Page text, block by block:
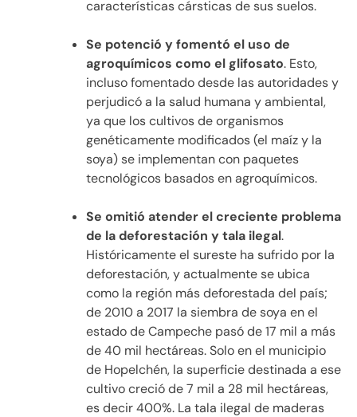
características cársticas de sus suelos.
Se potenció y fomentó el uso de
agroquímicos como el glifosato. Esto,
incluso fomentado desde las autoridades y
perjudicó a la salud humana y ambiental,
ya que los cultivos de organismos
genéticamente modificados (el maíz y la
soya) se implementan con paquetes
tecnológicos basados en agroquímicos.
Se omitió atender el creciente problema
de la deforestación y tala ilegal.
Históricamente el sureste ha sufrido por la
deforestación, y actualmente se ubica
como la región más deforestada del país;
de 2010 a 2017 la siembra de soya en el
estado de Campeche pasó de 17 mil a más
de 40 mil hectáreas. Solo en el municipio
de Hopelchén, la superficie destinada a ese
cultivo creció de 7 mil a 28 mil hectáreas,
es decir 400%. La tala ilegal de maderas